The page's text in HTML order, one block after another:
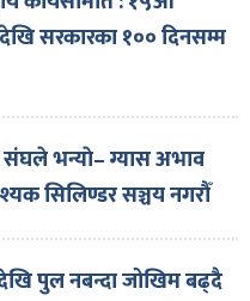
सरकारका १०० दिनसम्म
संघले भन्याे– ग्यास अभाव
सिलिण्डर सञ्चय नगरौँ
पुल नबन्दा जोखिम बढ्दै